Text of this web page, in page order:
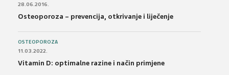
28.06.2016.
Osteoporoza – prevencija, otkrivanje i liječenje
OSTEOPOROZA
11.03.2022.
Vitamin D: optimalne razine i način primjene